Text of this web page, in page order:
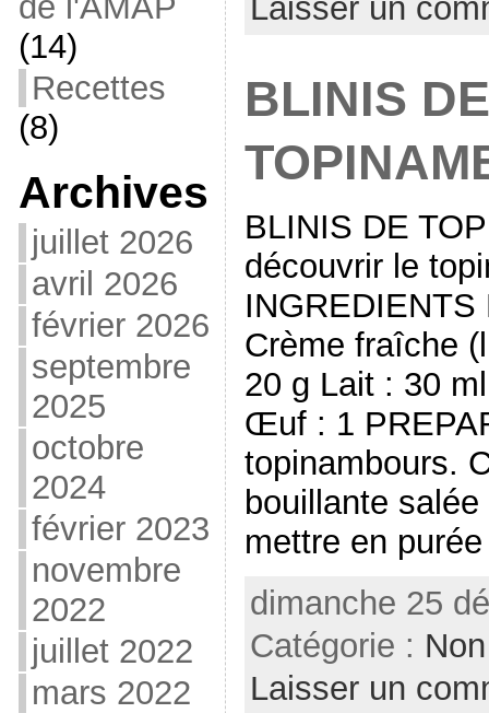
(14)
Recettes
(8)
Archives
juillet 2026
avril 2026
février 2026
septembre
2025
octobre
2024
février 2023
novembre
2022
juillet 2022
mars 2022
Laisser un
BLINIS DE
BLINIS DE
découvrir le
INGREDIENTS
Crème fraîche
20 g Lait : 30
Œuf : 1
topinambours.
bouillante
mettre en
dimanche 25
Catégorie :
Laisser un